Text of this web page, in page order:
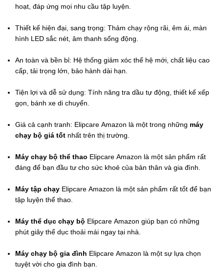
hoạt, đáp ứng mọi nhu cầu tập luyện.
Thiết kế hiện đại, sang trọng: Thảm chạy rộng rãi, êm ái, màn
hình LED sắc nét, âm thanh sống động.
An toàn và bền bỉ: Hệ thống giảm xóc thế hệ mới, chất liệu cao
cấp, tải trọng lớn, bảo hành dài hạn.
Tiện lợi và dễ sử dụng: Tính năng tra dầu tự động, thiết kế xếp
gọn, bánh xe di chuyển.
Giá cả cạnh tranh: Elipcare Amazon là một trong những máy
chạy bộ giá tốt nhất trên thị trường.
Máy chạy bộ thể thao Elipcare Amazon là một sản phẩm rất
đáng để bạn đầu tư cho sức khoẻ của bản thân và gia đình.
Máy tập chạy Elipcare Amazon là một sản phẩm rất tốt để bạn
tập luyện thể thao.
Máy thể dục chạy bộ Elipcare Amazon giúp bạn có những
phút giây thể dục thoải mái ngay tại nhà.
Máy chạy bộ gia đình Elipcare Amazon là một sự lựa chọn
tuyệt vời cho gia đình bạn.